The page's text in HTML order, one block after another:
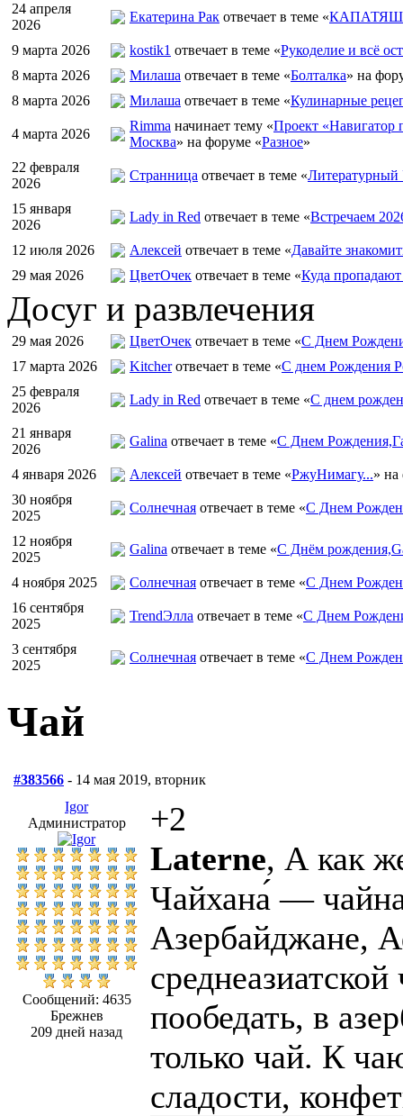
24 апреля
2026
Екатерина Рак отвечает в теме «
9 марта 2026 kostik1 отвечает в теме «Рукоделие и всё
8 марта 2026
Милаша отвечает в теме «Болталка» на
8 марта 2026
Милаша отвечает в теме «Кулинарные
4 марта 2026
Rimma начинает тему «Проект «Навигатор
Москва» на форуме «Разное»
22 февраля
2026
Странница отвечает в теме «Литературный
15 января
2026
Lady in Red отвечает в теме «Встречаем
12 июля 2026 Алексей отвечает в теме «Давайте
29 мая 2026
ЦветOчек отвечает в теме «Куда
Досуг и развлечения
29 мая 2026 ЦветOчек отвечает в теме «С Днем
17 марта 2026
Kitcherотвечает в теме «С днем Рождения
25 февраля
2026
Lady in Red отвечает в теме «С днем
21 января
2026
Galina отвечает в теме «С Днем
4 января 2026 Алексей отвечает в теме «РжуНимагу...» на
30 ноября
2025
Солнечная отвечает в теме «С Днем
12 ноября
2025
Galina отвечает в теме «С Днём
4 ноября 2025 Солнечная отвечает в теме «С Днем
16 сентября
2025
TrendЭлла отвечает в теме «С Днем
3 сентября
2025
Солнечная отвечает в теме «С Днем
Чай
#383566 - 14 мая 2019, вторник
Igor
Администратор
Сообщений: 4635
Брежнев
209 дней назад
+2
Laterne, А как
Чайхана́ —
Азербайджане,
пообедать, в
только чай. К
сладости,